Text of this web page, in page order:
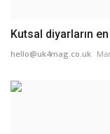
Kutsal diyarların
hello@uk4mag.co.uk